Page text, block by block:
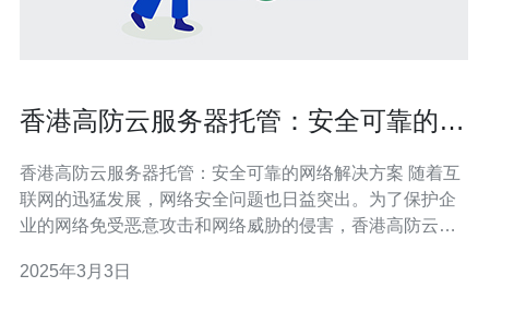
香港高防云服务器托管：安全可靠的网
香港高防云服务器托管：安全可靠的网络解决方案 随着互
联网的迅猛发展，网络安全问题也日益突出。为了保护企
业的网络免受恶意攻击和网络威胁的侵害，香港高防云服
绍香港高防云服务器托管的优势以及其在网络安全中的作
2025年3月3日